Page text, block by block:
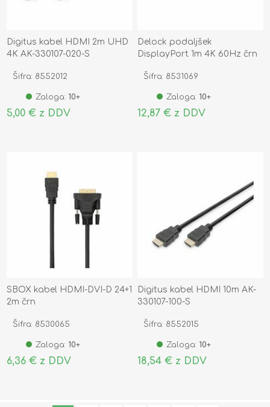
Digitus kabel HDMI 2m UHD
4K AK-330107-020-S
Šifra: 8552012
Zaloga: 10+
5,00 € z DDV
Delock podaljšek
DisplayPort 1m 4K 60Hz črn
Šifra: 8531069
Zaloga: 10+
12,87 € z DDV
SBOX kabel HDMI-DVI-D 24+1
2m črn
Šifra: 8530065
Zaloga: 10+
6,36 € z DDV
Digitus kabel HDMI 10m AK-
330107-100-S
Šifra: 8552015
Zaloga: 10+
18,54 € z DDV